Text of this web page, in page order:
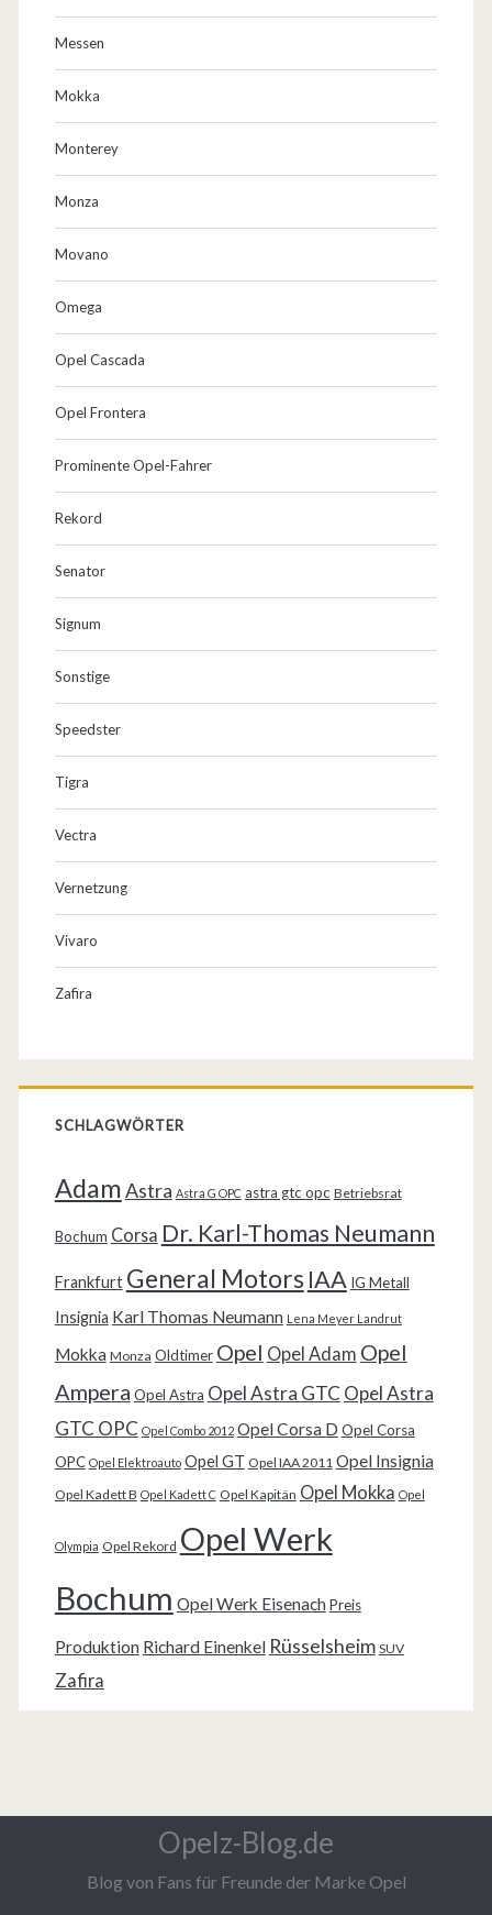
Messen
Mokka
Monterey
Monza
Movano
Omega
Opel Cascada
Opel Frontera
Prominente Opel-Fahrer
Rekord
Senator
Signum
Sonstige
Speedster
Tigra
Vectra
Vernetzung
Vivaro
Zafira
SCHLAGWÖRTER
AdamAstra Astra G OPC astra gtc opc Betriebsrat
Bochum Corsa Dr. Karl-Thomas Neumann
Frankfurt General Motors IAA IG Metall
Insignia Karl Thomas Neumann Lena Meyer Landrut
Mokka Monza Oldtimer Opel Opel Adam Opel
Ampera Opel Astra Opel Astra GTC Opel Astra
GTC OPC Opel Combo 2012 Opel Corsa D Opel Corsa
OPC Opel Elektroauto Opel GT Opel IAA 2011 Opel Insignia
Opel Kadett B Opel Kadett C Opel Kapitän Opel Mokka Opel
Olympia Opel Rekord Opel Werk
Bochum Opel Werk Eisenach Preis
Produktion Richard Einenkel Rüsselsheim SUV
Zafira
Opelz-Blog.de
Blog von Fans für Freunde der Marke Opel